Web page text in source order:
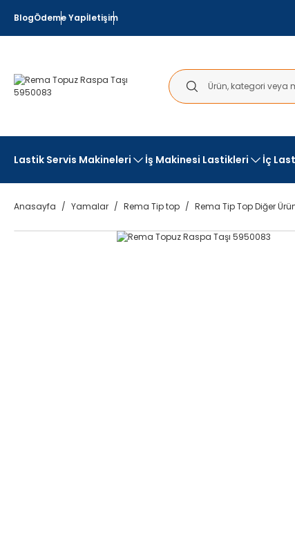
BlogÖdeme Yapİletişim
Lastik Servis Makineleri İş Makinesi Lastikleri İç
Anasayfa Yamalar Rema Tip top Rema Tip Top Diğer